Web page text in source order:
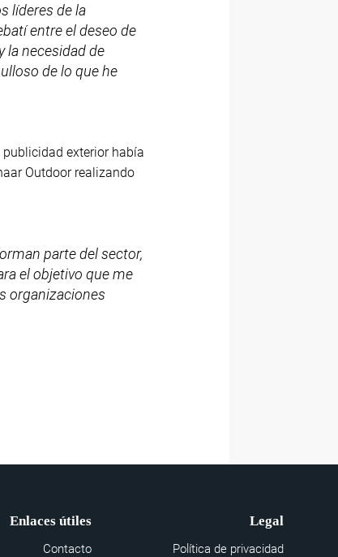
líderes de la
entre el deseo de
la necesidad de
de lo que he
exterior había
Outdoor realizando
parte del sector,
el objetivo que me
organizaciones
Enlaces útiles
Contacto
Legal
Política de privacidad